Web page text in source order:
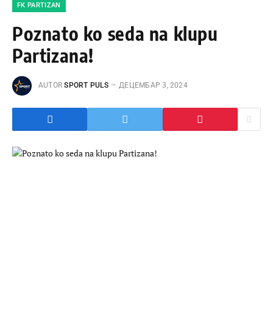
FK PARTIZAN
Poznato ko seda na klupu
Partizana!
AUTOR SPORT PULS ДЕЦЕМБАР 3, 2024